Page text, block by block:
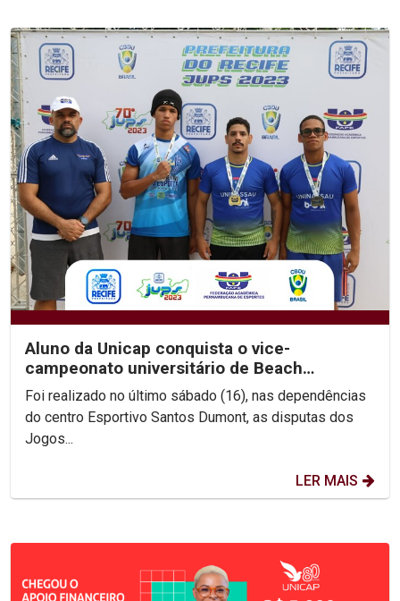
Aluno da Unicap conquista o vice-
campeonato universitário de Beach
Wrestling
Foi realizado no último sábado (16), nas dependências
do centro Esportivo Santos Dumont, as disputas dos
Jogos...
LER MAIS